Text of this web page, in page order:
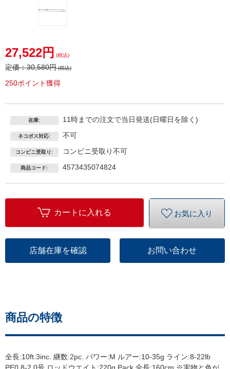
27,522円 (税込)
定価：30,580円(税込)
250ポイント獲得
在庫: 11時までの注文で当日発送(日曜日を除く)
ネコポス対応: 不可
コンビニ受取り: コンビニ受取り不可
商品コード: 4573435074824
カートに入れる お気に入り
店舗在庫を確認 お問い合わせ
商品の特徴
全長:10ft.3inc. 継数:2pc. パワー:M ルアー:10-35g ライン:8-22lb